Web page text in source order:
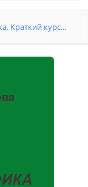
Краткий курс...